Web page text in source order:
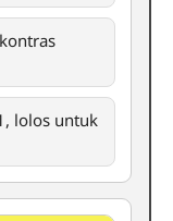
lolos untuk